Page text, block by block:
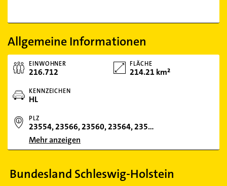
Allgemeine Informationen
EINWOHNER
216.712
FLÄCHE
214.21 km²
KENNZEICHEN
HL
PLZ
23554, 23566, 23560, 23564, 23552, 23568, 23562, 23569, 23558, 23556, 23570, 23530, 36100, 23627
Mehr anzeigen
Bundesland Schleswig-Holstein